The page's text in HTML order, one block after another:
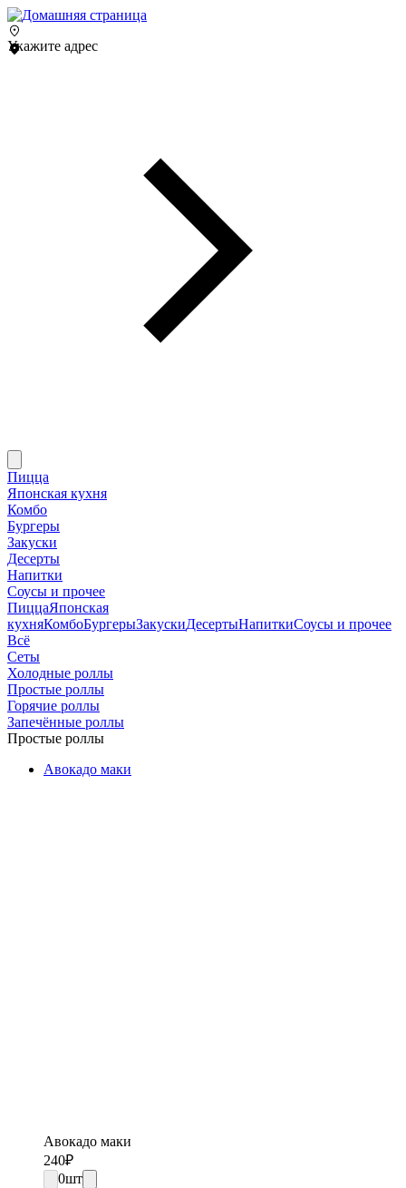
Укажите адрес
Пицца
Японская кухня
Комбо
Бургеры
Закуски
Десерты
Напитки
Соусы и прочее
ПиццаЯпонская
кухняКомбоБургерыЗакускиДесертыНапиткиСоусы и прочее
Всё
Сеты
Холодные роллы
Простые роллы
Горячие роллы
Запечённые роллы
Простые роллы
Авокадо маки
Авокадо маки
240₽
0шт